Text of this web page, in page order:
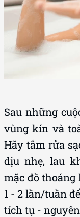
Sau những
vùng kín và
Hãy tắm rửa
dịu nhẹ, lau
mặc đồ thoáng
1 - 2 lần/tuần
tích tụ -